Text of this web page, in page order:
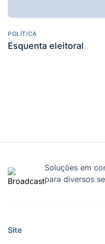
POLÍTICA
Esquenta eleitoral
Soluções em
para diversos
Site